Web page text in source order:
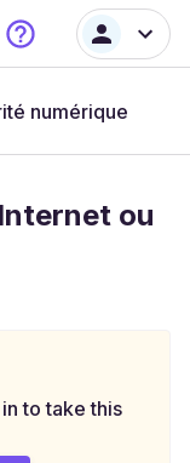
numérique
ou
to take this